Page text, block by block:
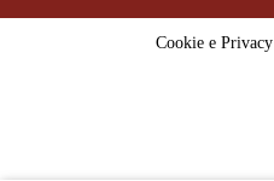
Cookie e Privacy